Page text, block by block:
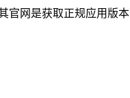
官网是获取正规应用版